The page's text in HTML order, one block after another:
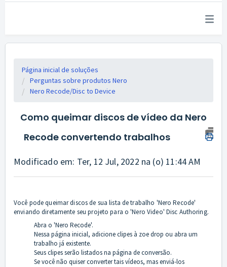
Página inicial de soluções
Perguntas sobre produtos Nero
Nero Recode/Disc to Device
Como queimar discos de vídeo da Nero
Recode convertendo trabalhos
Modificado em: Ter, 12 Jul, 2022 na (o) 11:44 AM
Você pode queimar discos de sua lista de trabalho 'Nero Recode'
enviando diretamente seu projeto para o 'Nero Video' Disc Authoring.
Abra o 'Nero Recode'.
Nessa página inicial, adicione clipes à zoe drop ou abra um
trabalho já existente.
Seus clipes serão listados na página de conversão.
Se você não quiser converter tais vídeos, mas enviá-los